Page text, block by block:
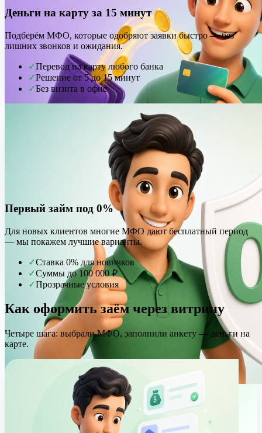
Деньги на карту за 15 минут
Подберём МФО, которые одобряют заявки быстро — без
лишних звонков и ожидания.
✓Перевод на карту любого банка
✓Решение от 5 до 15 минут
✓Без визита в офис
Первый займ под 0%
Для новых клиентов многие МФО дают бесплатный период
— мы покажем лучшие варианты.
✓Ставка 0% для новичков
✓Суммы до 100 000 ₽
✓Прозрачные условия
Как оформить заём через витрину
Четыре шага: выбрали МФО, заполнили анкету — деньги на
карте.